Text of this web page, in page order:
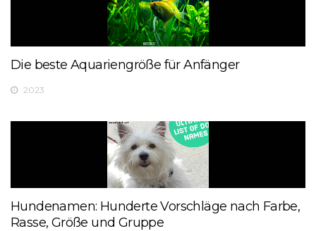
Die beste Aquariengröße für Anfänger
2023
Hundenamen: Hunderte Vorschläge nach Farbe,
Rasse, Größe und Gruppe